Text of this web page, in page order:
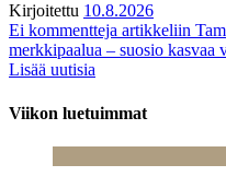
Kirjoitettu 10.8.2026
Ei kommentteja artikkeliin
merkkipaalua – suosio kasvaa
Lisää uutisia
Viikon luetuimmat